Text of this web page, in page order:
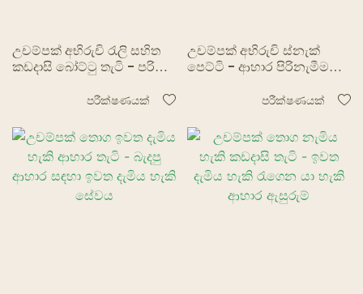
උචම්පක් අභිරුචි රැලි සහිත
කඩදාසි බෝට්ටු තැටි - පරිසර
පරීක්ෂණයක්
උචම්පක් අභිරුචි ස්නැක්
පෙට්ටි - ආහාර පිරිනැමීම
විලාසිතාවේ ඇසුරුම්
පරීක්ෂණයක්